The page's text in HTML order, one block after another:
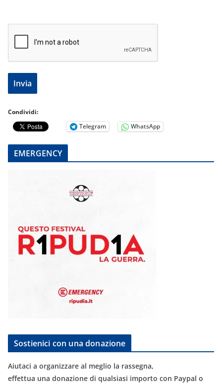
Condividi:
Telegram
WhatsApp
EMERGENCY
Sostienici con una donazione
Aiutaci a organizzare al meglio la rassegna,
effettua una donazione di qualsiasi importo con Paypal o